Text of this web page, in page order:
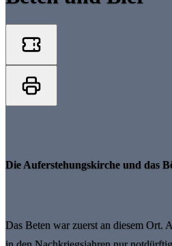
Die Auferstehungskirche und das
Das Beten war zuerst an diesem Ort.